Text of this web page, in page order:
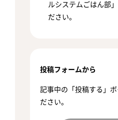
ルシステムごはん部
ださい。
投稿フォームから
記事中の「投稿する」
ださい。